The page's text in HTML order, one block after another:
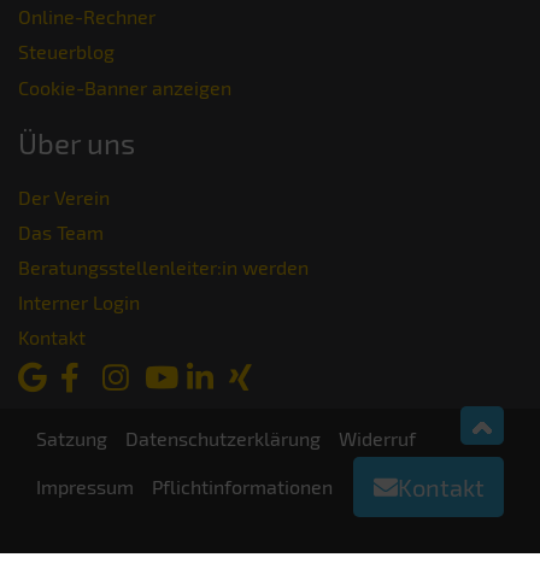
Kontakt
Online-Rechner
Steuerblog
Cookie-Banner anzeigen
Über uns
Der Verein
Das Team
Beratungsstellenleiter:in werden
Interner Login
Kontakt
Satzung Datenschutzerklärung Widerruf
Impressum Pflichtinformationen